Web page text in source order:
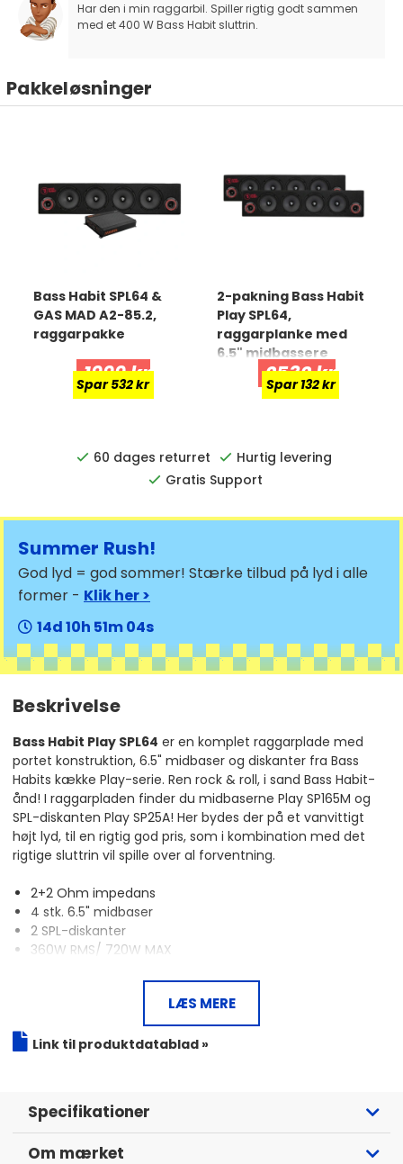
Har den i min raggarbil. Spiller rigtig godt sammen
med et 400 W Bass Habit sluttrin.
Pakkeløsninger
Bass Habit SPL64 &
GAS MAD A2-85.2,
raggarpakke
1999 kr
Spar 532 kr
2-pakning Bass Habit
Play SPL64,
raggarplanke med
6.5" midbassere
2532 kr
Spar 132 kr
60 dages returret
Hurtig levering
Gratis Support
Summer Rush!
God lyd = god sommer! Stærke tilbud på lyd i alle
former - Klik her >
14
10 51 03
Beskrivelse
Bass Habit Play SPL64 er en komplet raggarplade med
portet konstruktion, 6.5" midbaser og diskanter fra Bass
Habits kække Play-serie. Ren rock & roll, i sand Bass Habit-
ånd! I raggarpladen finder du midbaserne Play SP165M og
SPL-diskanten Play SP25A! Her bydes der på et vanvittigt
højt lyd, til en rigtig god pris, som i kombination med det
rigtige sluttrin vil spille over al forventning.
2+2 Ohm impedans
4 stk. 6.5" midbaser
2 SPL-diskanter
360W RMS/ 720W MAX
Dimensioner: 920x199x175/74 mm
hurtigt vil begynde at spille højt! Raggarpladerne vokser
konstant i popularitet og passer blandt andet perfekt
sammen med en basboks, for en komplet løsning, der giver
LÆS MERE
Link til produktdatablad »
Specifikationer
Om mærket